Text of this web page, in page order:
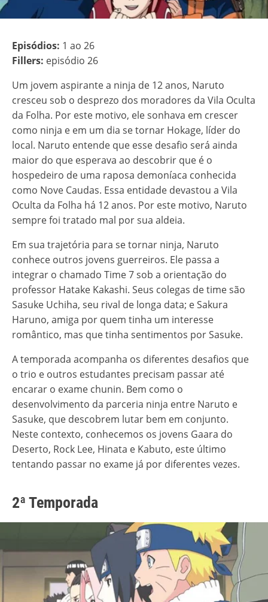
Episódios: 1 ao 26
Fillers: episódio 26
Um jovem aspirante a ninja de 12 anos, Naruto
cresceu sob o desprezo dos moradores da Vila Oculta
da Folha. Por este motivo, ele sonhava em crescer
como ninja e em um dia se tornar Hokage, líder do
local. Naruto entende que esse desafio será ainda
maior do que esperava ao descobrir que é o
hospedeiro de uma raposa demoníaca conhecida
como Nove Caudas. Essa entidade devastou a Vila
Oculta da Folha há 12 anos. Por este motivo, Naruto
sempre foi tratado mal por sua aldeia.
Em sua trajetória para se tornar ninja, Naruto
conhece outros jovens guerreiros. Ele passa a
integrar o chamado Time 7 sob a orientação do
professor Hatake Kakashi. Seus colegas de time são
Sasuke Uchiha, seu rival de longa data; e Sakura
Haruno, amiga por quem tinha um interesse
romântico, mas que tinha sentimentos por Sasuke.
A temporada acompanha os diferentes desafios que
o trio e outros estudantes precisam passar até
encarar o exame chunin. Bem como o
desenvolvimento da parceria ninja entre Naruto e
Sasuke, que descobrem lutar bem em conjunto.
Neste contexto, conhecemos os jovens Gaara do
Deserto, Rock Lee, Hinata e Kabuto, este último
tentando passar no exame já por diferentes vezes.
2ª Temporada